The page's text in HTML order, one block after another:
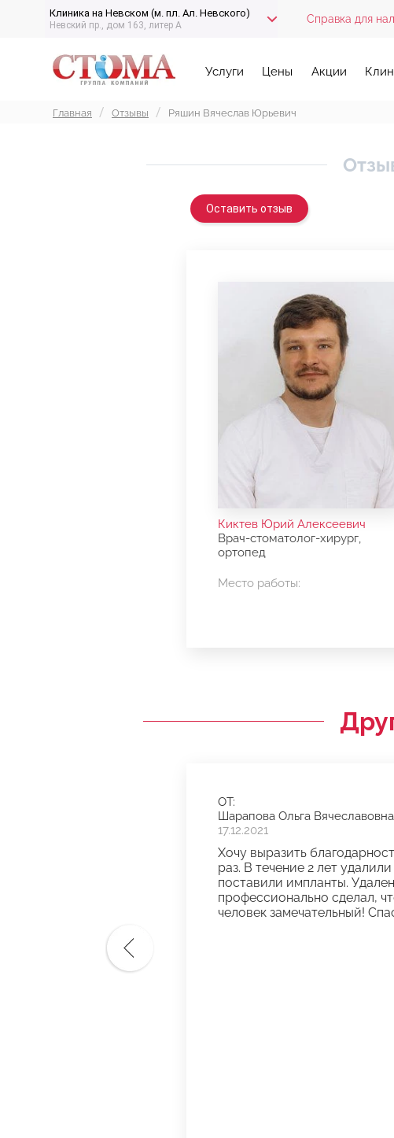
Клиника на Невском (м. пл. Ал. Невского)
Невский пр., дом 163, литер А Справка для
Услуги Цены Акции
Главная Отзывы Ряшин Вячеслав Юрьевич
Оставить отзыв
Киктев Юрий Алексеевич
Врач-стоматолог-хирург,
ортопед
Место работы:
ОТ:
Шарапова Ольга Вячеславовна
17.12.2021
Хочу выразить
раз. В течение 2 лет
поставили импланты.
профессионально сделал,
человек замечательный!